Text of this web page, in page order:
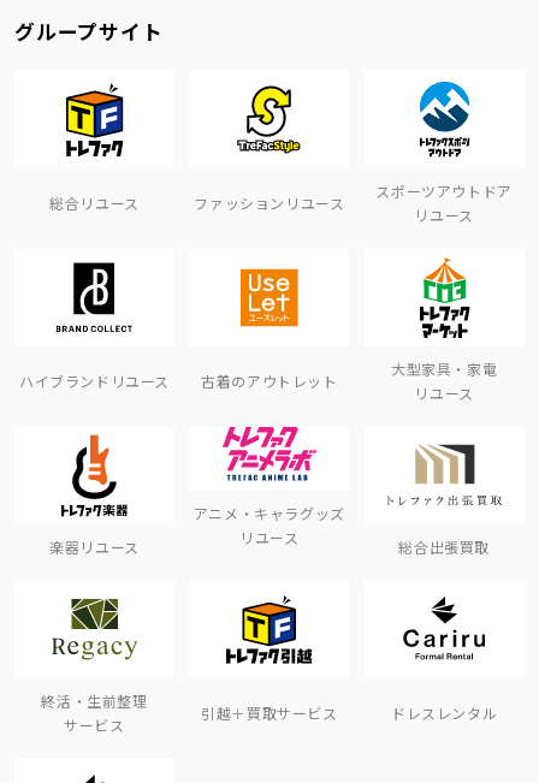
グループサイト
総合リユース ファッションリユース
スポーツアウトドア
リユース
ハイブランドリユース 古着のアウトレット
大型家具・家電
リユース
楽器リユース
アニメ・キャラグッズ
リユース
総合出張買取
終活・生前整理
サービス
引越＋買取サービス ドレスレンタル